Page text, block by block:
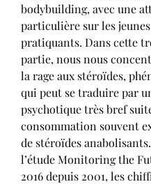
bodybuilding, avec une
particulière sur les jeunes
pratiquants. Dans cette
partie, nous nous
la rage aux stéroïdes,
qui peut se traduire par
psychotique très bref
consommation souvent
de stéroïdes
l’étude Monitoring the
2016 depuis 2001, les